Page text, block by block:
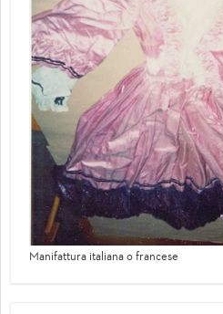
Manifattura italiana o francese